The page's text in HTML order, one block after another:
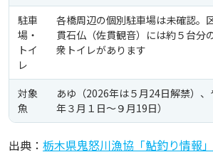
駐車
場・
トイ
レ
各橋周辺の個別駐車場は未確認。
貫石仏（佐貫観音）には約５台分
衆トイレがあります
対象
魚
あゆ（2026年は５月24日解禁）
年３月１日〜９月19日）
出典： 栃木県鬼怒川漁協「鮎釣り情報」